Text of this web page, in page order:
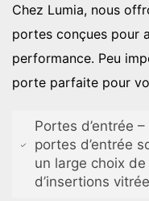
Chez Lumia, nous
portes conçues pour
performance. Peu
porte parfaite pour
Portes d’entrée
portes d’entrée
un large choix
d’insertions